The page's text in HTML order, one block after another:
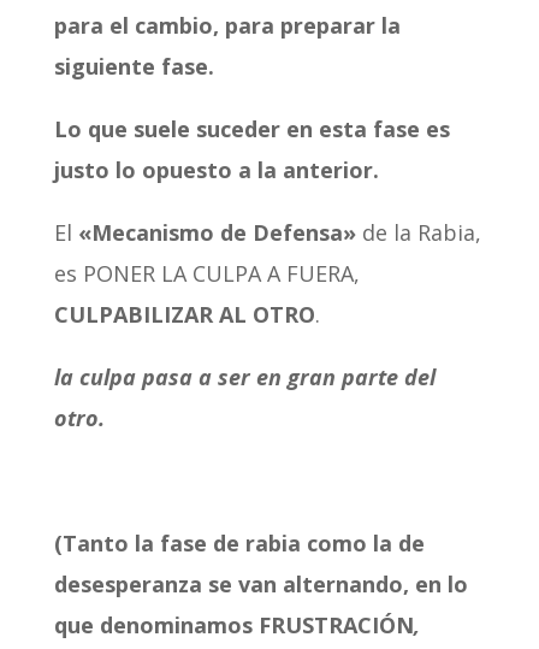
para el cambio, para preparar la
siguiente fase.
Lo que suele suceder en esta fase es
justo lo opuesto a la anterior.
El «Mecanismo de Defensa»de la Rabia,
es PONER LA CULPA A FUERA,
CULPABILIZAR AL OTRO.
la culpa pasa a ser en gran parte del
otro.
(Tanto la fase de rabia como la de
desesperanza se van alternando, en lo
que denominamos FRUSTRACIÓN,